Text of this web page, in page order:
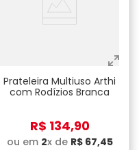
Prateleira Multiuso Arthi
com Rodízios Branca
R$ 134,90
ou em 2x de R$ 67,45